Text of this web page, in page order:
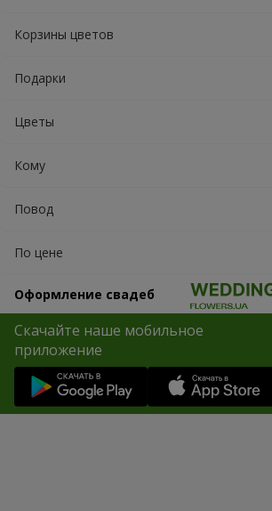
Корзины цветов
Подарки
Цветы
Кому
Повод
По цене
Оформление свадеб
Скачайте наше мобильное
приложение